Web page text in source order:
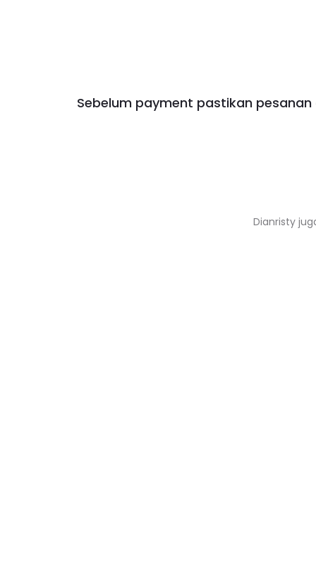
Sebelum payment pastikan
Dianristy